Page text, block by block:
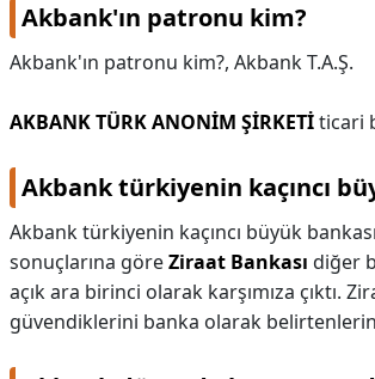
Akbank'ın patronu kim?
Akbank'ın patronu kim?, Akbank T.A.Ş.
AKBANK TÜRK ANONİM ŞİRKETİticari
Akbank türkiyenin kaçıncı
Akbank türkiyenin kaçıncı büyük
sonuçlarına göreZiraat Bankası diğer
açık ara birinci olarak karşımıza çıktı.
güvendiklerini banka olarak belirtenlerin